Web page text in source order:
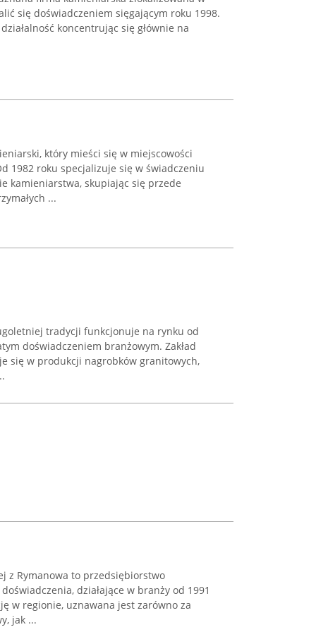
się doświadczeniem sięgającym roku 1998.
koncentrując się głównie na
który mieści się w miejscowości
1982 roku specjalizuje się w świadczeniu
kamieniarstwa, skupiając się przede
...
tradycji funkcjonuje na rynku od
doświadczeniem branżowym. Zakład
się w produkcji nagrobków granitowych,
z Rymanowa to przedsiębiorstwo
działające w branży od 1991
w regionie, uznawana jest zarówno za
jak ...